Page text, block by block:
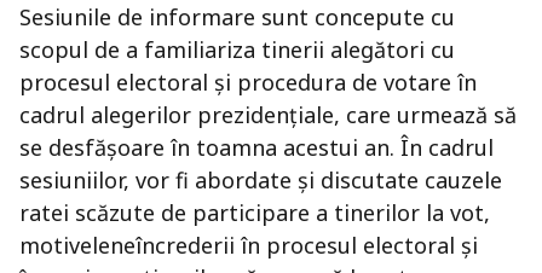
Sesiunile de informare sunt concepute cu
scopul de a familiariza tinerii alegători cu
procesul electoral și procedura de votare în
cadrul alegerilor prezidențiale, care urmează să
se desfășoare în toamna acestui an. În cadrul
sesiuniilor, vor fi abordate și discutate cauzele
ratei scăzute de participare a tinerilor la vot,
motiveleneîncrederii în procesul electoral și